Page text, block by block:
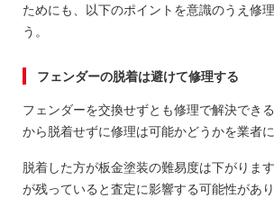
ためにも、以下のポイントを意識のうえ修
う。
フェンダーの脱着は避けて修理する
フェンダーを交換せずとも修理で解決でき
から脱着せずに修理は可能かどうかを業者
脱着した方が板金塗装の難易度は下がりま
が残っていると査定に影響する可能性があり